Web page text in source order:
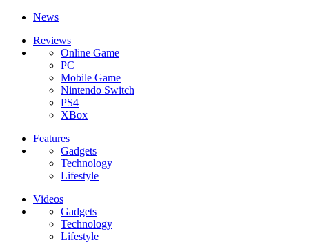
News
Reviews
Online Game
PC
Mobile Game
Nintendo Switch
PS4
XBox
Features
Gadgets
Technology
Lifestyle
Videos
Gadgets
Technology
Lifestyle